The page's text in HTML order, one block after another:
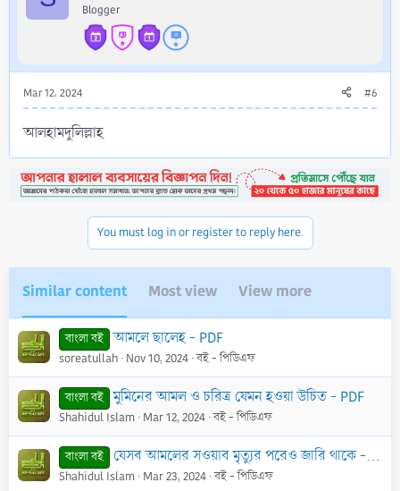
Blogger
Mar 12, 2024 #6
আলহামদুলিল্লাহ
You must log in or register to reply here.
Similar content Most view View more
বাংলা বই আমলে ছালেহ - PDF
soreatullah Nov 10, 2024 বই - পিডিএফ
বাংলা বই মুমিনের আমল ও চরিত্র যেমন হওয়া উচিত - PDF
Shahidul Islam Mar 12, 2024 বই - পিডিএফ
বাংলা বই যেসব আমলের সওয়াব মৃত্যুর পরেও জারি থাকে - PDF
Shahidul Islam Mar 23, 2024 বই - পিডিএফ